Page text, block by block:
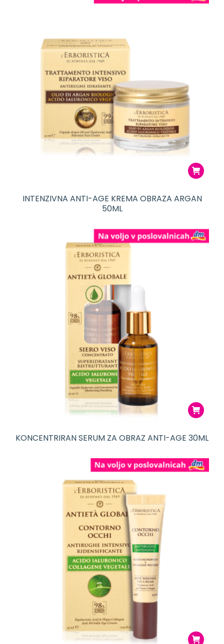
INTENZIVNA ANTI-AGE KREMA OBRAZA ARGAN
50ML
KONCENTRIRAN SERUM ZA OBRAZ ANTI-AGE 30ML